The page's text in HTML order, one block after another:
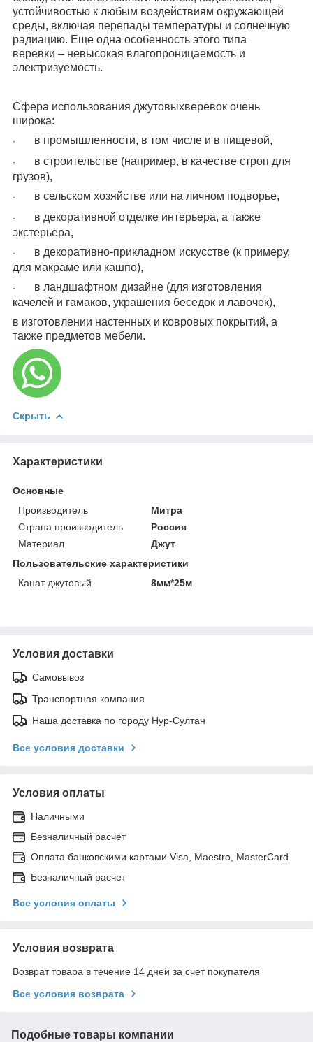
устойчивостью к любым воздействиям окружающей
среды, включая перепады температуры и солнечную
радиацию. Еще одна особенность этого типа
веревки – невысокая влагопроницаемость и
электризуемость.
Сфера использования джутовыхверевок очень
широка:
· в промышленности, в том числе и в пищевой,
·
в строительстве (например, в качестве строп для
грузов),
· в сельском хозяйстве или на личном подворье,
·
в декоративной отделке интерьера, а также
экстерьера,
·
в декоративно-прикладном искусстве (к примеру,
для макраме или кашпо),
·
в ландшафтном дизайне (для изготовления
качелей и гамаков, украшения беседок и лавочек),
в изготовлении настенных и ковровых покрытий, а
также предметов мебели.
Скрыть
Характеристики
Основные
Производитель
Митра
Страна производитель
Россия
Материал
Джут
Пользовательские характеристики
Канат джутовый
8мм*25м
Условия доставки
Самовывоз
Транспортная компания
Наша доставка по городу Нур-Султан
Все условия доставки
Условия оплаты
Наличными
Безналичный расчет
Оплата банковскими картами Visa, Maestro, MasterCard
Безналичный расчет
Все условия оплаты
Условия возврата
Возврат товара в течение 14 дней за счет покупателя
Все условия возврата
Подобные товары компании